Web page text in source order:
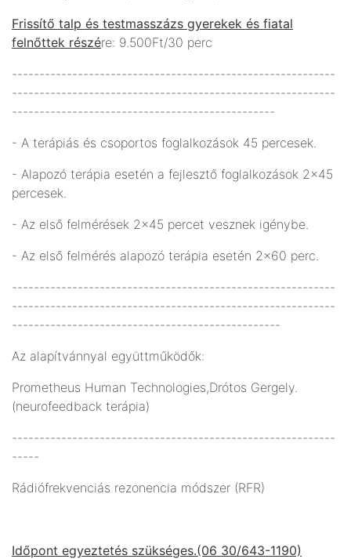
Frissítő talp és testmasszázs gyerekek és fiatal
felnőttek részére: 9.500Ft/30 perc
-----------------------------------------------------------
-----------------------------------------------------------
------------------------------------------------
- A terápiás és csoportos foglalkozások 45 percesek.
- Alapozó terápia esetén a fejlesztő foglalkozások 2x45
percesek.
- Az első felmérések 2x45 percet vesznek igénybe.
- Az első felmérés alapozó terápia esetén 2x60 perc.
-----------------------------------------------------------
-----------------------------------------------------------
-------------------------------------------------
Az alapítvánnyal együttműködők:
Prometheus Human Technologies,Drótos Gergely.
(neurofeedback terápia)
-----------------------------------------------------------
-----
Rádiófrekvenciás rezonencia módszer (RFR)
Időpont egyeztetés szükséges.(06 30/643-1190)